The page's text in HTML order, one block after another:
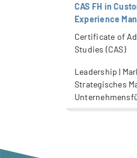
CAS FH in
Experience
Certificate of
Studies (CAS)
Leadership |
Strategisches